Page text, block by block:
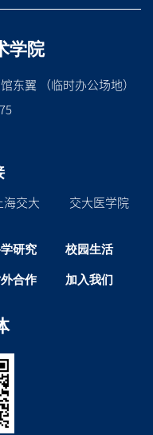
学院
东翼 （临时办公场地）
海交大 交大医学院
研究 校园生活
合作 加入我们